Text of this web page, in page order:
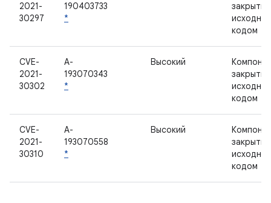
2021-
30297
190403733
*
закрытым
кодом
CVE-
2021-
30302
A-
193070343
*
Высокий
закрытым
кодом
CVE-
2021-
30310
A-
193070558
*
Высокий
закрытым
кодом